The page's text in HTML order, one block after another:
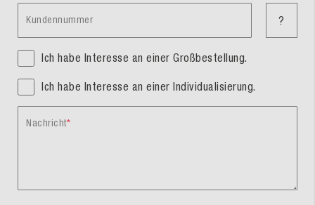
Kundennummer ?
Ich habe Interesse an einer Großbestellung.
Ich habe Interesse an einer Individualisierung.
Nachricht